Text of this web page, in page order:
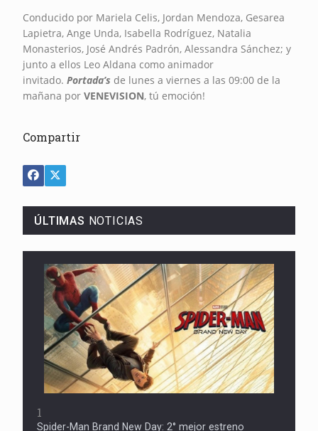
Conducido por Mariela Celis, Jordan Mendoza, Gesarea
Lapietra, Ange Unda, Isabella Rodríguez, Natalia
Monasterios, José Andrés Padrón, Alessandra Sánchez; y
junto a ellos Leo Aldana como animador
invitado.Portada’s de lunes a viernes a las 09:00 de la
mañana porVENEVISION, tú emoción!
Compartir
ÚLTIMAS NOTICIAS
1
Spider-Man Brand New Day: 2° mejor estreno